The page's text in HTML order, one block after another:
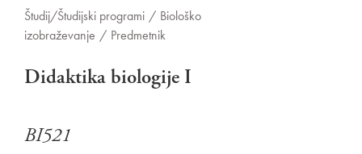
Študij/Študijski programi / Biološko
izobraževanje / Predmetnik
Didaktika biologije I
BI521